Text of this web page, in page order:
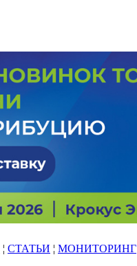
¦ СТАТЬИ ¦ МОНИТОРИНГ